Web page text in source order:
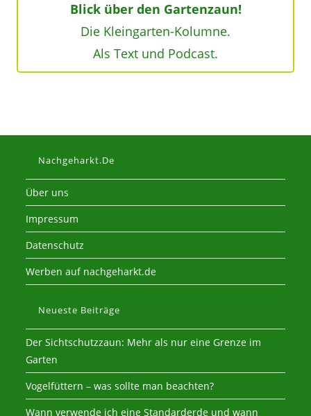
Blick über den Gartenzaun!
Die Kleingarten-Kolumne.
Als Text und Podcast.
Nachgeharkt.de
Über uns
Impressum
Datenschutz
Werben auf nachgeharkt.de
Neueste Beiträge
Der Sichtschutzzaun: Mehr als nur eine Grenze im
Garten
Vogelfüttern – was sollte man beachten?
Wann verwende ich eine Standarderde und wann